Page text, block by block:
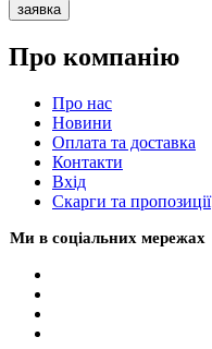
заявка
Про компанію
Про нас
Новини
Оплата та доставка
Контакти
Вхiд
Скарги та пропозиції
Ми в соціальних мережах